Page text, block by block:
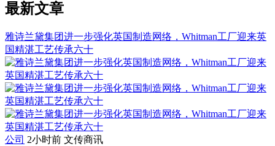
最新文章
雅诗兰黛集团进一步强化英国制造网络，Whitman工厂迎来英
国精湛工艺传承六十
公司 2小时前 文传商讯